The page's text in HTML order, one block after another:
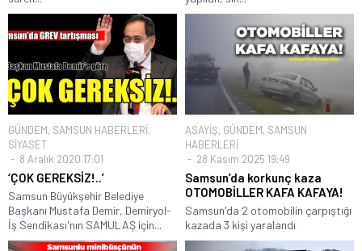
GÜNDEM, SAMSUN HABERLERİ,
SİYASET
8 Aralık 2020 17:01
‘ÇOK GEREKSİZ!..’
Samsun Büyükşehir Belediye
Başkanı Mustafa Demir, Demiryol-
İş Sendikası'nın SAMULAŞ için...
ASAYİŞ, GÜNDEM, SAMSUN
HABERLERİ
28 Kasım 2025 19:49
Samsun’da korkunç kaza
OTOMOBİLLER KAFA KAFAYA!
Samsun'da 2 otomobilin çarpıştığı
kazada 3 kişi yaralandı